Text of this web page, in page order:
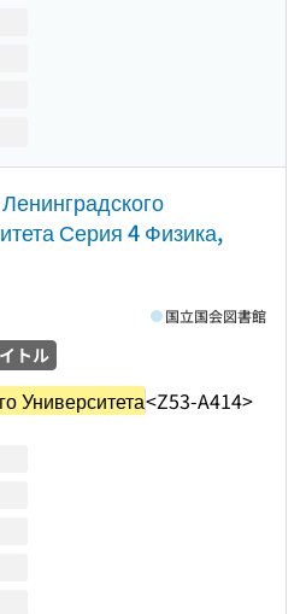
Серия 4 Физика,
トル
Университета<Z53-A414>
国立国会図書館